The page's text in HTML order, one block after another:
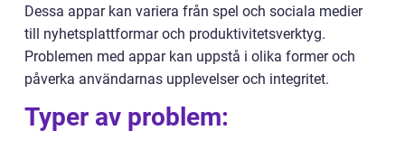
Dessa appar kan variera från spel och sociala medier
till nyhetsplattformar och produktivitetsverktyg.
Problemen med appar kan uppstå i olika former och
påverka användarnas upplevelser och integritet.
Typer av problem: